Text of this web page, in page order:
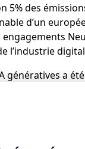
des
d’un
l’industrie
génératives a
(contre
voire